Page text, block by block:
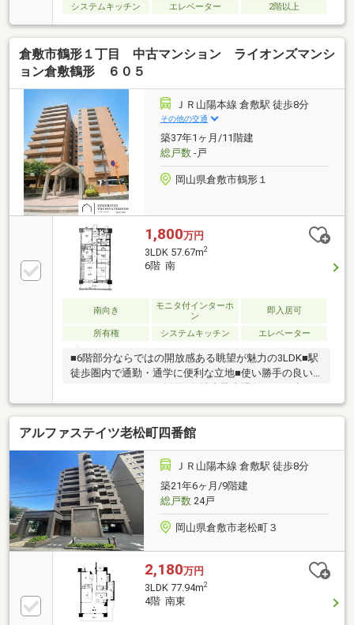
システムキッチン
エレベーター 2階以上
倉敷市鶴形１丁目 中古マンション ライオンズマンシ
ョン倉敷鶴形 ６０５
ＪＲ山陽本線 倉敷駅 徒歩8分
その他の交通
築37年1ヶ月/11階建
総戸数-戸
岡山県倉敷市鶴形１
1,800万円
3LDK 57.67m2
6階 南
南向き
モニタ付インターホ
ン
即入居可
所有権 システムキッチン エレベーター
■6階部分ならではの開放感ある眺望が魅力の3LDK■駅
徒歩圏内で通勤・通学に便利な立地■使い勝手の良い
システムキッチンを採用■敷地内駐車場付きでお車を
お持ちの方も安心■各居室をしっかり確保したファミ
リー向けの間取り■スーパーや生活利便施設も利用し
やすい住環境眺望と利便性を兼ね備えたマンション
で、快適な新生活を始めませんか。住宅ローンとあわ
せたリフォーム資金のご相談も可能です。購入後の暮
らしまでトータルサポートいたします。
アルファステイツ老松町四番館
ＪＲ山陽本線 倉敷駅 徒歩8分
築21年6ヶ月/9階建
総戸数24戸
岡山県倉敷市老松町３
2,180万円
3LDK 77.94m2
4階 南東